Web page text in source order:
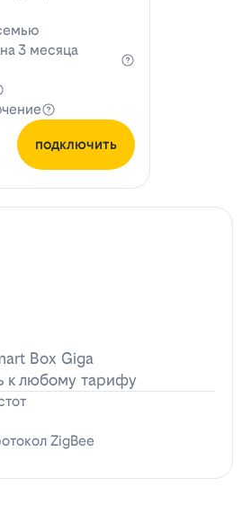
3 месяца
подключить
Box Giga
к любому тарифу
ZigBee